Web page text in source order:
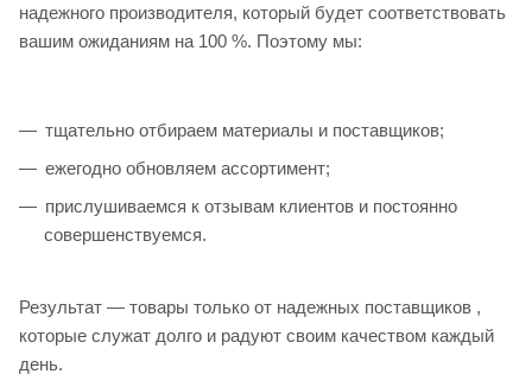
надежного производителя, который будет соответствовать
вашим ожиданиям на 100 %. Поэтому мы:
тщательно отбираем материалы и поставщиков;
ежегодно обновляем ассортимент;
прислушиваемся к отзывам клиентов и постоянно
совершенствуемся.
Результат — товары только от надежных поставщиков ,
которые служат долго и радуют своим качеством каждый
день.